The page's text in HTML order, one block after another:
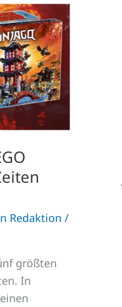
Redaktion /
größten
In